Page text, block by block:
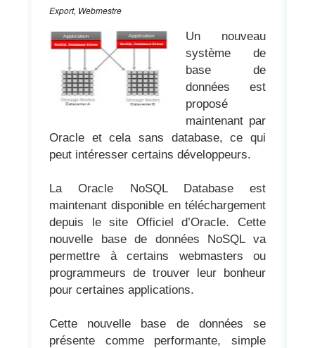
Export, Webmestre
Un nouveau
système de
base de
données est
proposé
maintenant par
Oracle et cela sans database, ce qui
peut intéresser certains développeurs.
La Oracle NoSQL Database est
maintenant disponible en téléchargement
depuis le site Officiel d’Oracle. Cette
nouvelle base de données NoSQL va
permettre à certains webmasters ou
programmeurs de trouver leur bonheur
pour certaines applications.
Cette nouvelle base de données se
présente comme performante, simple